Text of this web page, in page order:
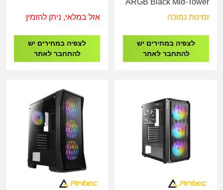
ARGB Black Mid-Tower
זמינות נמוכה
לצפיה במחירים יש
להתחבר לאתר
אזל במלאי, ניתן להזמין
לצפיה במחירים יש
להתחבר לאתר